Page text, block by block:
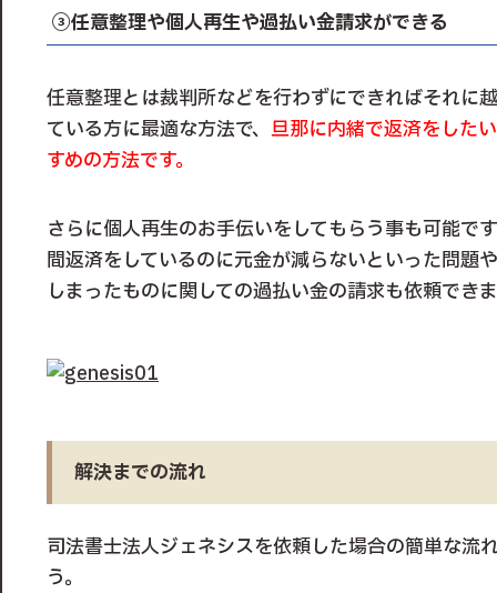
③任意整理や個人再生や過払い金請求ができる
任意整理とは裁判所などを行わずにできればそれに
ている方に最適な方法で、 旦那に内緒で返済をした
すめの方法です。
さらに個人再生のお手伝いをしてもらう事も可能で
間返済をしているのに元金が減らないといった問題
しまったものに関しての過払い金の請求も依頼でき
解決までの流れ
司法書士法人ジェネシスを依頼した場合の簡単な流
う。